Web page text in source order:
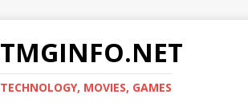
TMGINFO.NET
ТECHNOLOGY, MOVIES, GAMES